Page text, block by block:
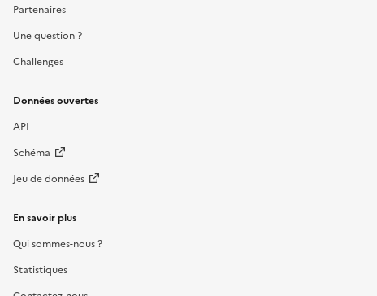
Partenaires
Une question ?
Challenges
Données ouvertes
API
Schéma
Jeu de données
En savoir plus
Qui sommes-nous ?
Statistiques